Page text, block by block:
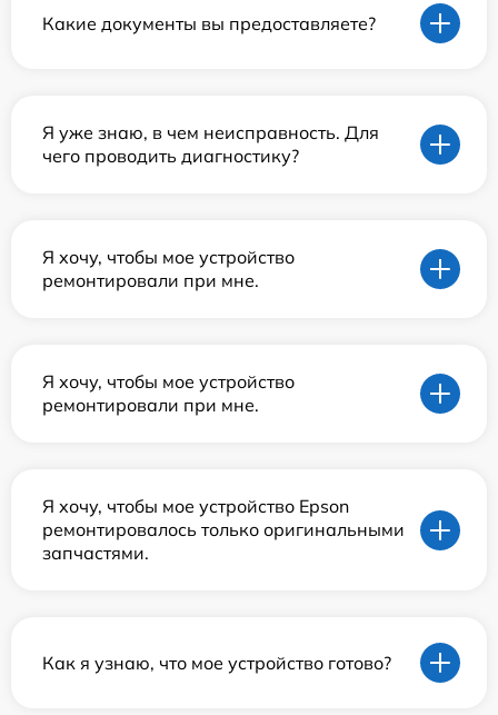
Какие документы вы предоставляете?
Я уже знаю, в чем неисправность. Для
чего проводить диагностику?
Я хочу, чтобы мое устройство
ремонтировали при мне.
Я хочу, чтобы мое устройство
ремонтировали при мне.
Я хочу, чтобы мое устройство Epson
ремонтировалось только оригинальными
запчастями.
Как я узнаю, что мое устройство готово?